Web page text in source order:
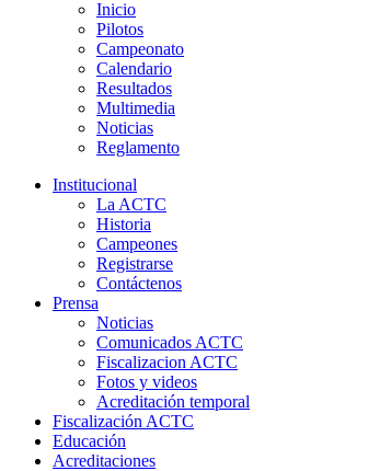
Inicio
Pilotos
Campeonato
Calendario
Resultados
Multimedia
Noticias
Reglamento
Institucional
La ACTC
Historia
Campeones
Registrarse
Contáctenos
Prensa
Noticias
Comunicados ACTC
Fiscalizacion ACTC
Fotos y videos
Acreditación temporal
Fiscalización ACTC
Educación
Acreditaciones